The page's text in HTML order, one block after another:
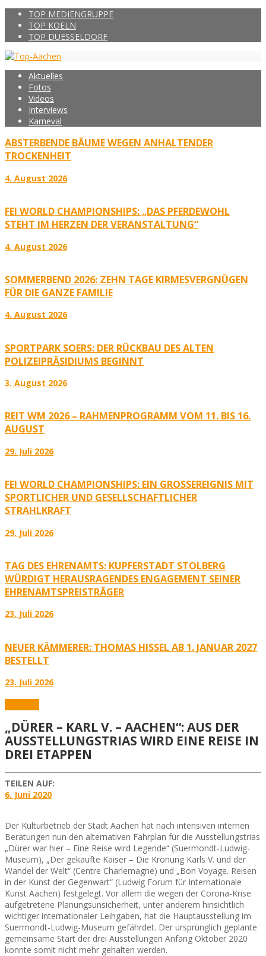
TOP MEDIENGRUPPE
TOP KOELN
TOP DUESSELDORF
Aktuelles
Fotos
Videos
Interviews
Karneval
ABSTERBENDE BÄUME WEGEN ANHALTENDER
TROCKENHEIT
4. August 2026
FEI WORLD CHAMPIONSHIPS: „DAS PFERDEWOHL
STEHT IM HERZEN DER VERANSTALTUNG“
4. August 2026
SOMMERBEND 2026: ZEHN TAGE KIRMESVERGNÜGEN
FÜR DIE GANZE FAMILIE
4. August 2026
SPORTPARK SOERS: DER RÜCKBAU DES ALTEN
POLIZEIPRÄSIDIUMS BEGINNT
3. August 2026
REIT WM 2026 – RAHMENPROGRAMM VOM 11. BIS 16.
AUGUST
29. Juli 2026
FEI WORLD CHAMPIONSHIPS: EIN GROSSEREIGNIS MIT S
PORTLICHER UND GESELLSCHAFTLICHER S
TRAHLKRAFT
29. Juli 2026
TAG DES EHRENAMTS: KUPFERSTADT STOLBERG
WÜRDIGT HERAUSRAGENDES ENGAGEMENT SEINER
EHRENAMTSPREISTRÄGER
23. Juli 2026
NEUER KÄMMERER: THOMAS HISSEL AB 1. JANUAR 2027
BESTELLT
23. Juli 2026
„DÜRER – KARL V. – AACHEN“: AUS DER
AUSSTELLUNGSTRIAS WIRD EINE REISE IN
DREI ETAPPEN
TEILEN AUF:
6. Juni 2020
Der Kulturbetrieb der Stadt Aachen hat nach intensiven internen
Beratungen nun den alternativen Fahrplan für die Ausstellungstrias
„Dürer war hier – Eine Reise wird Legende“ (Suermondt-Ludwig-
Museum), „Der gekaufte Kaiser – Die Krönung Karls V. und der
Wandel der Welt“ (Centre Charlemagne) und „Bon Voyage. Reisen
in der Kunst der Gegenwart“ (Ludwig Forum für Internationale
Kunst Aachen) festgelegt. Vor allem die wegen der Corona-Krise
aufgetretene Planungsunsicherheit, unter anderem hinsichtlich
wichtiger internationaler Leihgaben, hat die Hauptausstellung im
Suermondt-Ludwig-Museum gefährdet. Der ursprünglich geplante
gemeinsame Start der drei Ausstellungen Anfang Oktober 2020
konnte somit nicht mehr gehalten werden.